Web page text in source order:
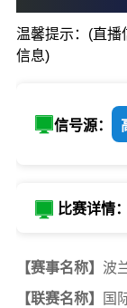
温馨提示：(直播
信息)
信号源：
比赛详情：
【赛事名称】 波
【联赛名称】
国